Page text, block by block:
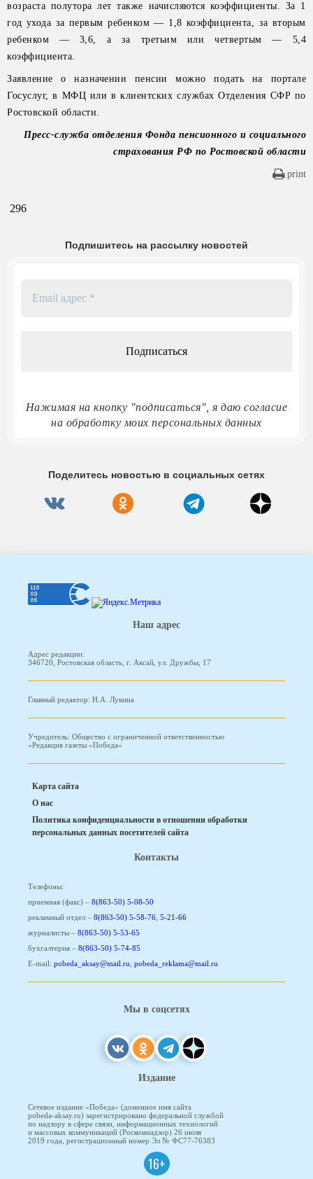
возраста полутора лет также начисляются коэффициенты. За 1
год ухода за первым ребенком — 1,8 коэффициента, за вторым
ребенком — 3,6, а за третьим или четвертым — 5,4
коэффициента.
Заявление о назначении пенсии можно подать на портале
Госуслуг, в МФЦ или в клиентских службах Отделения СФР по
Ростовской области.
Пресс-служба отделения Фонда пенсионного и социального
страхования РФ по Ростовской области
print
296
Подпишитесь на рассылку новостей
Нажимая на кнопку "подписаться", я даю согласие
на обработку моих персональных данных
Поделитесь новостью в социальных сетях
Наш адрес
Адрес редакции:
346720, Ростовская область, г. Аксай, ул. Дружбы, 17
Главный редактор: Н.А. Лукина
Учредитель: Общество с ограниченной ответственностью
«Редакция газеты «Победа»
Карта сайта
О нас
Политика конфиденциальности в отношении обработки
персональных данных посетителей сайта
Контакты
Телефоны:
приемная (факс) – 8(863-50) 5-08-50
рекламный отдел – 8(863-50) 5-58-76, 5-21-66
журналисты – 8(863-50) 5-53-65
бухгалтерия – 8(863-50) 5-74-85
E-mail: pobeda_aksay@mail.ru, pobeda_reklama@mail.ru
Мы в соцсетях
Издание
Сетевое издание «Победа» (доменное имя сайта
pobeda-aksay.ru) зарегистрировано федеральной службой
по надзору в сфере связи, информационных технологий
и массовых коммуникаций (Роскомнадзор) 26 июля
2019 года, регистрационный номер Эл № ФС77-76383
16+